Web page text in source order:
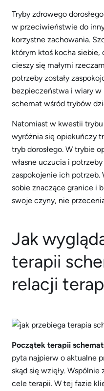
Tryby zdrowego
w przeciwieństwie do
korzystne zachowania.
którym ktoś kocha siebie,
cieszy się małymi
potrzeby zostały
bezpieczeństwa i wiary
schemat wśród trybów
Natomiast w kwestii
wyróżnia się opiekuńczy
tryb dorosłego. W trybie
własne uczucia i
zaspokojenie ich potrzeb.
sobie znaczące granice i
swoje czyny, nie
Jak
terapii
relacji
Początek terapii
pyta najpierw o aktualne
skąd się wzięły.
cele terapii. W tej fazie